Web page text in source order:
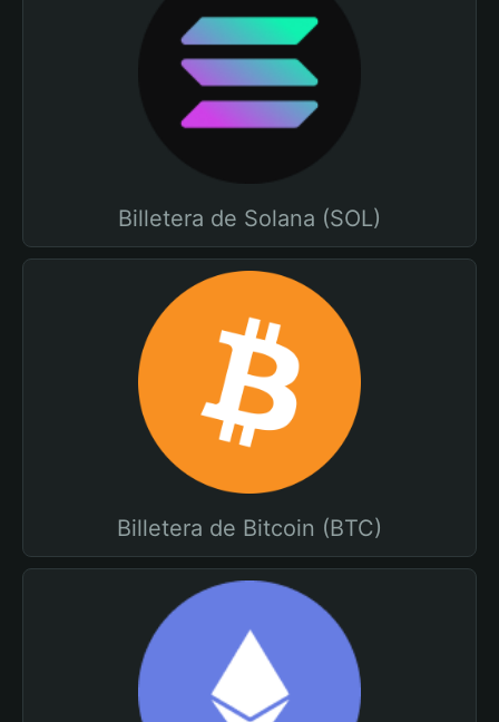
Billetera de Solana (SOL)
Billetera de Bitcoin (BTC)